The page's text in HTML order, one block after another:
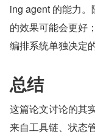
ing agent 的能力
的效果可能会更好
编排系统单独决定的
总结
这篇论文讨论的其
来自工具链、状态